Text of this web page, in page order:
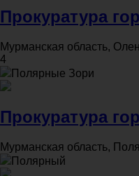
Прокуратура
Мурманская область,
4
Полярные Зори
Прокуратура
Мурманская область,
Полярный